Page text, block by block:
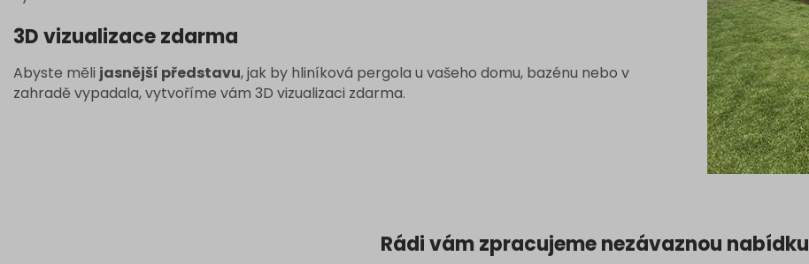
3D vizualizace zdarma
Abyste měli jasnější představu, jak by hliníková pergola u vašeho domu, bazénu nebo v
zahradě vypadala, vytvoříme vám 3D vizualizaci zdarma.
Rádi vám zpracujeme nezávaznou nabídku